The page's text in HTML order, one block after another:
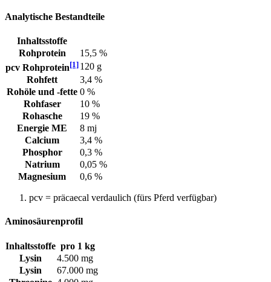
Analytische Bestandteile
Inhaltsstoffe
Rohprotein
15,5 %
pcv Rohprotein[1] 120 g
Rohfett
3,4 %
Rohöle und -fette 0 %
Rohfaser
10 %
Rohasche
19 %
Energie ME
8 mj
Calcium
3,4 %
Phosphor
0,3 %
Natrium
0,05 %
Magnesium
0,6 %
pcv = präcaecal verdaulich (fürs Pferd verfügbar)
Aminosäurenprofil
Inhaltsstoffe pro 1 kg
Lysin
4.500 mg
Lysin
67.000 mg